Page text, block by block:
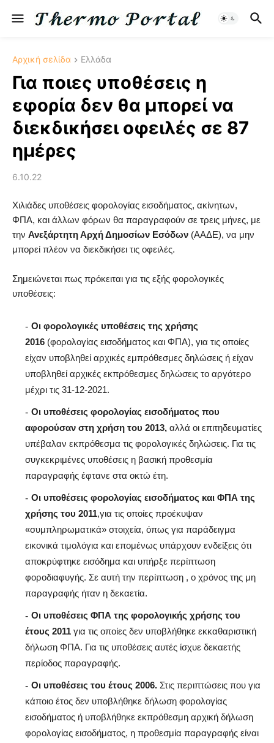
Αρχική σελίδα Ελλάδα
Για ποιες υποθέσεις η
εφορία δεν θα μπορεί να
διεκδικήσει οφειλές σε 87
ημέρες
6.10.22
Χιλιάδες υποθέσεις φορολογίας εισοδήματος, ακίνητων,
ΦΠΑ, και άλλων φόρων θα παραγραφούν σε τρεις μήνες, με
την Ανεξάρτητη Αρχή Δημοσίων Εσόδων (ΑΑΔΕ), να μην
μπορεί πλέον να διεκδικήσει τις οφειλές.
Σημειώνεται πως πρόκειται για τις εξής φορολογικές
υποθέσεις:
Οι φορολογικές υποθέσεις της χρήσης
2016 (φορολογίας εισοδήματος και ΦΠΑ), για τις οποίες
είχαν υποβληθεί αρχικές εμπρόθεσμες δηλώσεις ή είχαν
υποβληθεί αρχικές εκπρόθεσμες δηλώσεις το αργότερο
μέχρι τις 31-12-2021.
Οι υποθέσεις φορολογίας εισοδήματος που
αφορούσαν στη χρήση του 2013, αλλά οι επιτηδευματίες
υπέβαλαν εκπρόθεσμα τις φορολογικές δηλώσεις. Για τις
συγκεκριμένες υποθέσεις η βασική προθεσμία
παραγραφής έφτανε στα οκτώ έτη.
Οι υποθέσεις φορολογίας εισοδήματος και ΦΠΑ της
χρήσης του 2011,για τις οποίες προέκυψαν
«συμπληρωματικά» στοιχεία, όπως για παράδειγμα
εικονικά τιμολόγια και επομένως υπάρχουν ενδείξεις ότι
αποκρύφτηκε εισόδημα και υπήρξε περίπτωση
φοροδιαφυγής. Σε αυτή την περίπτωση , ο χρόνος της μη
παραγραφής ήταν η δεκαετία.
Οι υποθέσεις ΦΠΑ της φορολογικής χρήσης του
έτους 2011 για τις οποίες δεν υποβλήθηκε εκκαθαριστική
δήλωση ΦΠΑ. Για τις υποθέσεις αυτές ίσχυε δεκαετής
περίοδος παραγραφής.
Οι υποθέσεις του έτους 2006. Στις περιπτώσεις που για
κάποιο έτος δεν υποβλήθηκε δήλωση φορολογίας
εισοδήματος ή υποβλήθηκε εκπρόθεσμη αρχική δήλωση
φορολογίας εισοδήματος, η προθεσμία παραγραφής είναι